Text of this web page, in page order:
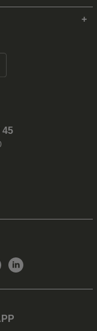
45